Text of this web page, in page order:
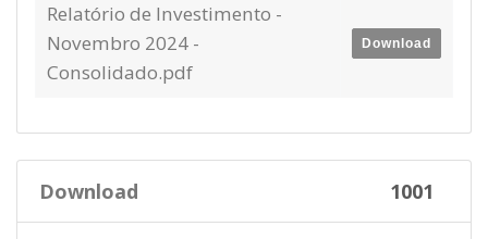
Relatório de Investimento -
Novembro 2024 -
Consolidado.pdf
Download
Download 1001